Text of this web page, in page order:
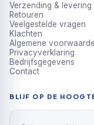
Verzending & levering
Retouren
Veelgestelde vragen
Klachten
Algemene
Privacyverklaring
Bedrijfsgegevens
Contact
BLIJF OP DE